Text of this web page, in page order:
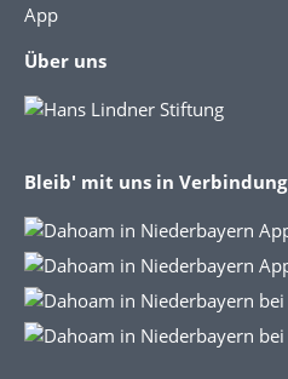
App
Über uns
Bleib' mit uns in Verbindung